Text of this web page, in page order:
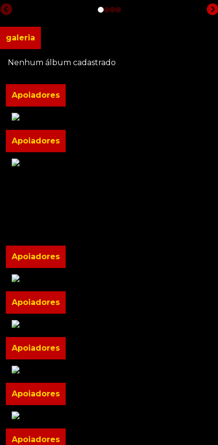
galeria
Nenhum álbum cadastrado
Apoiadores
Apoiadores
Apoiadores
Apoiadores
Apoiadores
Apoiadores
Apoiadores